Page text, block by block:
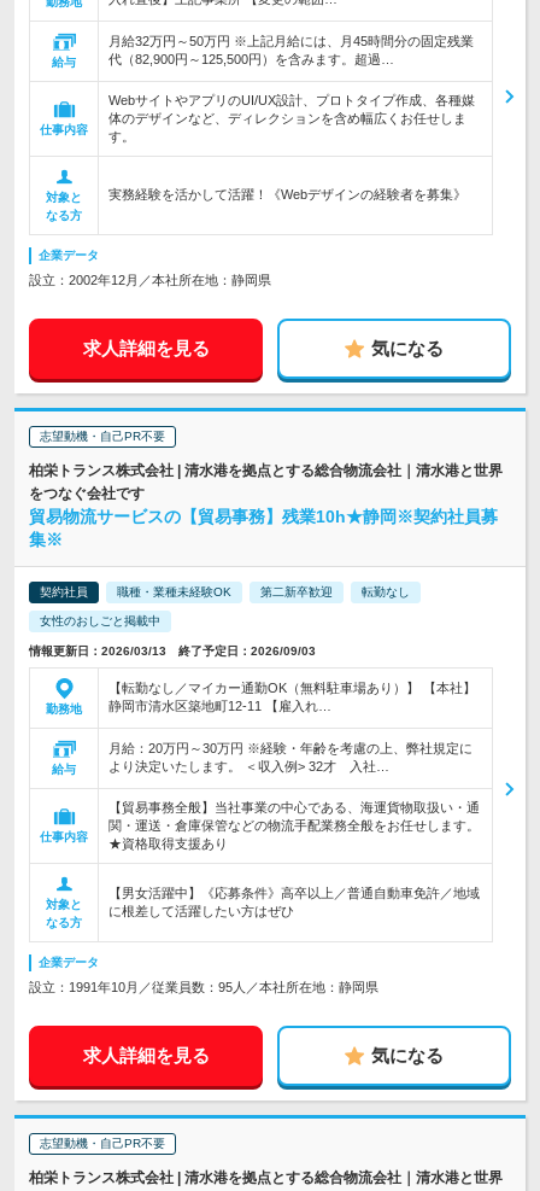
給与
月給32万円～50万円 ※上記月給には、月45時間分の固定残業
代（82,900円～125,500円）を含みます。超過…
仕事内容
WebサイトやアプリのUI/UX設計、プロトタイプ作成、各種媒
体のデザインなど、ディレクションを含め幅広くお任せしま
す。
対象と
なる方
実務経験を活かして活躍！《Webデザインの経験者を募集》
企業データ
設立：2002年12月／本社所在地：静岡県
求人詳細を見る 気になる
志望動機・自己PR不要
柏栄トランス株式会社 | 清水港を拠点とする総合物流会社｜清水港と世界
をつなぐ会社です
貿易物流サービスの【貿易事務】残業10h★静岡※契約社員募
集※
契約社員 職種・業種未経験OK 第二新卒歓迎 転勤なし
女性のおしごと掲載中
情報更新日：2026/03/13 終了予定日：2026/09/03
勤務地
【転勤なし／マイカー通勤OK（無料駐車場あり）】 【本社】
静岡市清水区築地町12-11 【雇入れ…
給与
月給：20万円～30万円 ※経験・年齢を考慮の上、弊社規定に
より決定いたします。 ＜収入例> 32才 入社…
仕事内容
【貿易事務全般】当社事業の中心である、海運貨物取扱い・通
関・運送・倉庫保管などの物流手配業務全般をお任せします。
★資格取得支援あり
対象と
なる方
【男女活躍中】《応募条件》高卒以上／普通自動車免許／地域
に根差して活躍したい方はぜひ
企業データ
設立：1991年10月／従業員数：95人／本社所在地：静岡県
求人詳細を見る 気になる
志望動機・自己PR不要
柏栄トランス株式会社 | 清水港を拠点とする総合物流会社｜清水港と世界